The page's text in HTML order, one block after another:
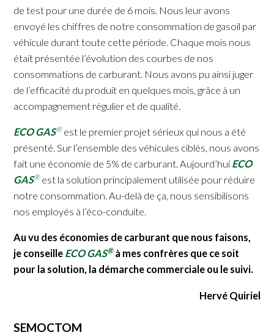
de test pour une durée de 6 mois. Nous leur avons
envoyé les chiffres de notre consommation de gasoil par
véhicule durant toute cette période. Chaque mois nous
était présentée l’évolution des courbes de nos
consommations de carburant. Nous avons pu ainsi juger
de l’efficacité du produit en quelques mois, grâce à un
accompagnement régulier et de qualité.
ECO GAS®est le premier projet sérieux qui nous a été
présenté. Sur l’ensemble des véhicules ciblés, nous avons
fait une économie de 5% de carburant. Aujourd’hui ECO
GAS®est la solution principalement utilisée pour réduire
notre consommation. Au-delà de ça, nous sensibilisons
nos employés à l’éco-conduite.
Au vu des économies de carburant que nous faisons,
je conseille ECO GAS®à mes confrères que ce soit
pour la solution, la démarche commerciale ou le suivi.
Hervé Quiriel
SEMOCTOM